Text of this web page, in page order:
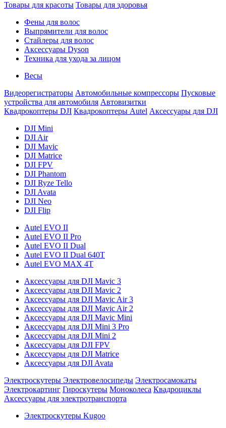
Товары для красоты Товары для здоровья
Фены для волос
Выпрямители для волос
Стайлеры для волос
Аксессуары Dyson
Техника для ухода за лицом
Весы
Видеорегистраторы Автомобильные компрессоры Пусковые
устройства для автомобиля Автовизитки
Квадрокоптеры DJI Квадрокоптеры Autel Аксессуары для DJI
DJI Mini
DJI Air
DJI Mavic
DJI Matrice
DJI FPV
DJI Phantom
DJI Ryze Tello
DJI Avata
DJI Neo
DJI Flip
Autel EVO II
Autel EVO II Pro
Autel EVO II Dual
Autel EVO II Dual 640T
Autel EVO MAX 4T
Аксессуары для DJI Mavic 3
Аксессуары для DJI Mavic 2
Аксессуары для DJI Mavic Air 3
Аксессуары для DJI Mavic Air 2
Аксессуары для DJI Mavic Mini
Аксессуары для DJI Mini 3 Pro
Аксессуары для DJI Mini 2
Аксессуары для DJI FPV
Аксессуары для DJI Matrice
Аксессуары для DJI Avata
Электроскутеры Электровелосипеды Электросамокаты
Электрокартинг Гироскутеры Моноколеса Квадроциклы
Аксессуары для электротранспорта
Электроскутеры Kugoo